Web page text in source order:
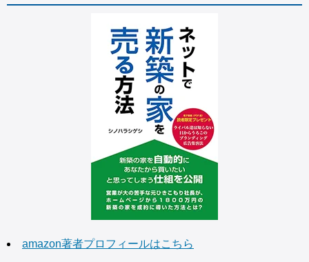
amazon著者プロフィールはこちら